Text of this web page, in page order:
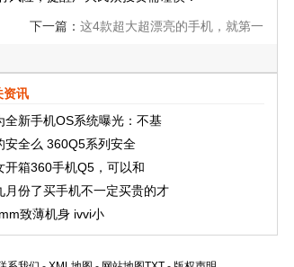
下一篇： 这4款超大超漂亮的手机，就第一
资讯
全新手机OS系统曝光：不基
安全么 360Q5系列安全
开箱360手机Q5，可以和
月份了买手机不一定买贵的才
致薄机身 ivvi小